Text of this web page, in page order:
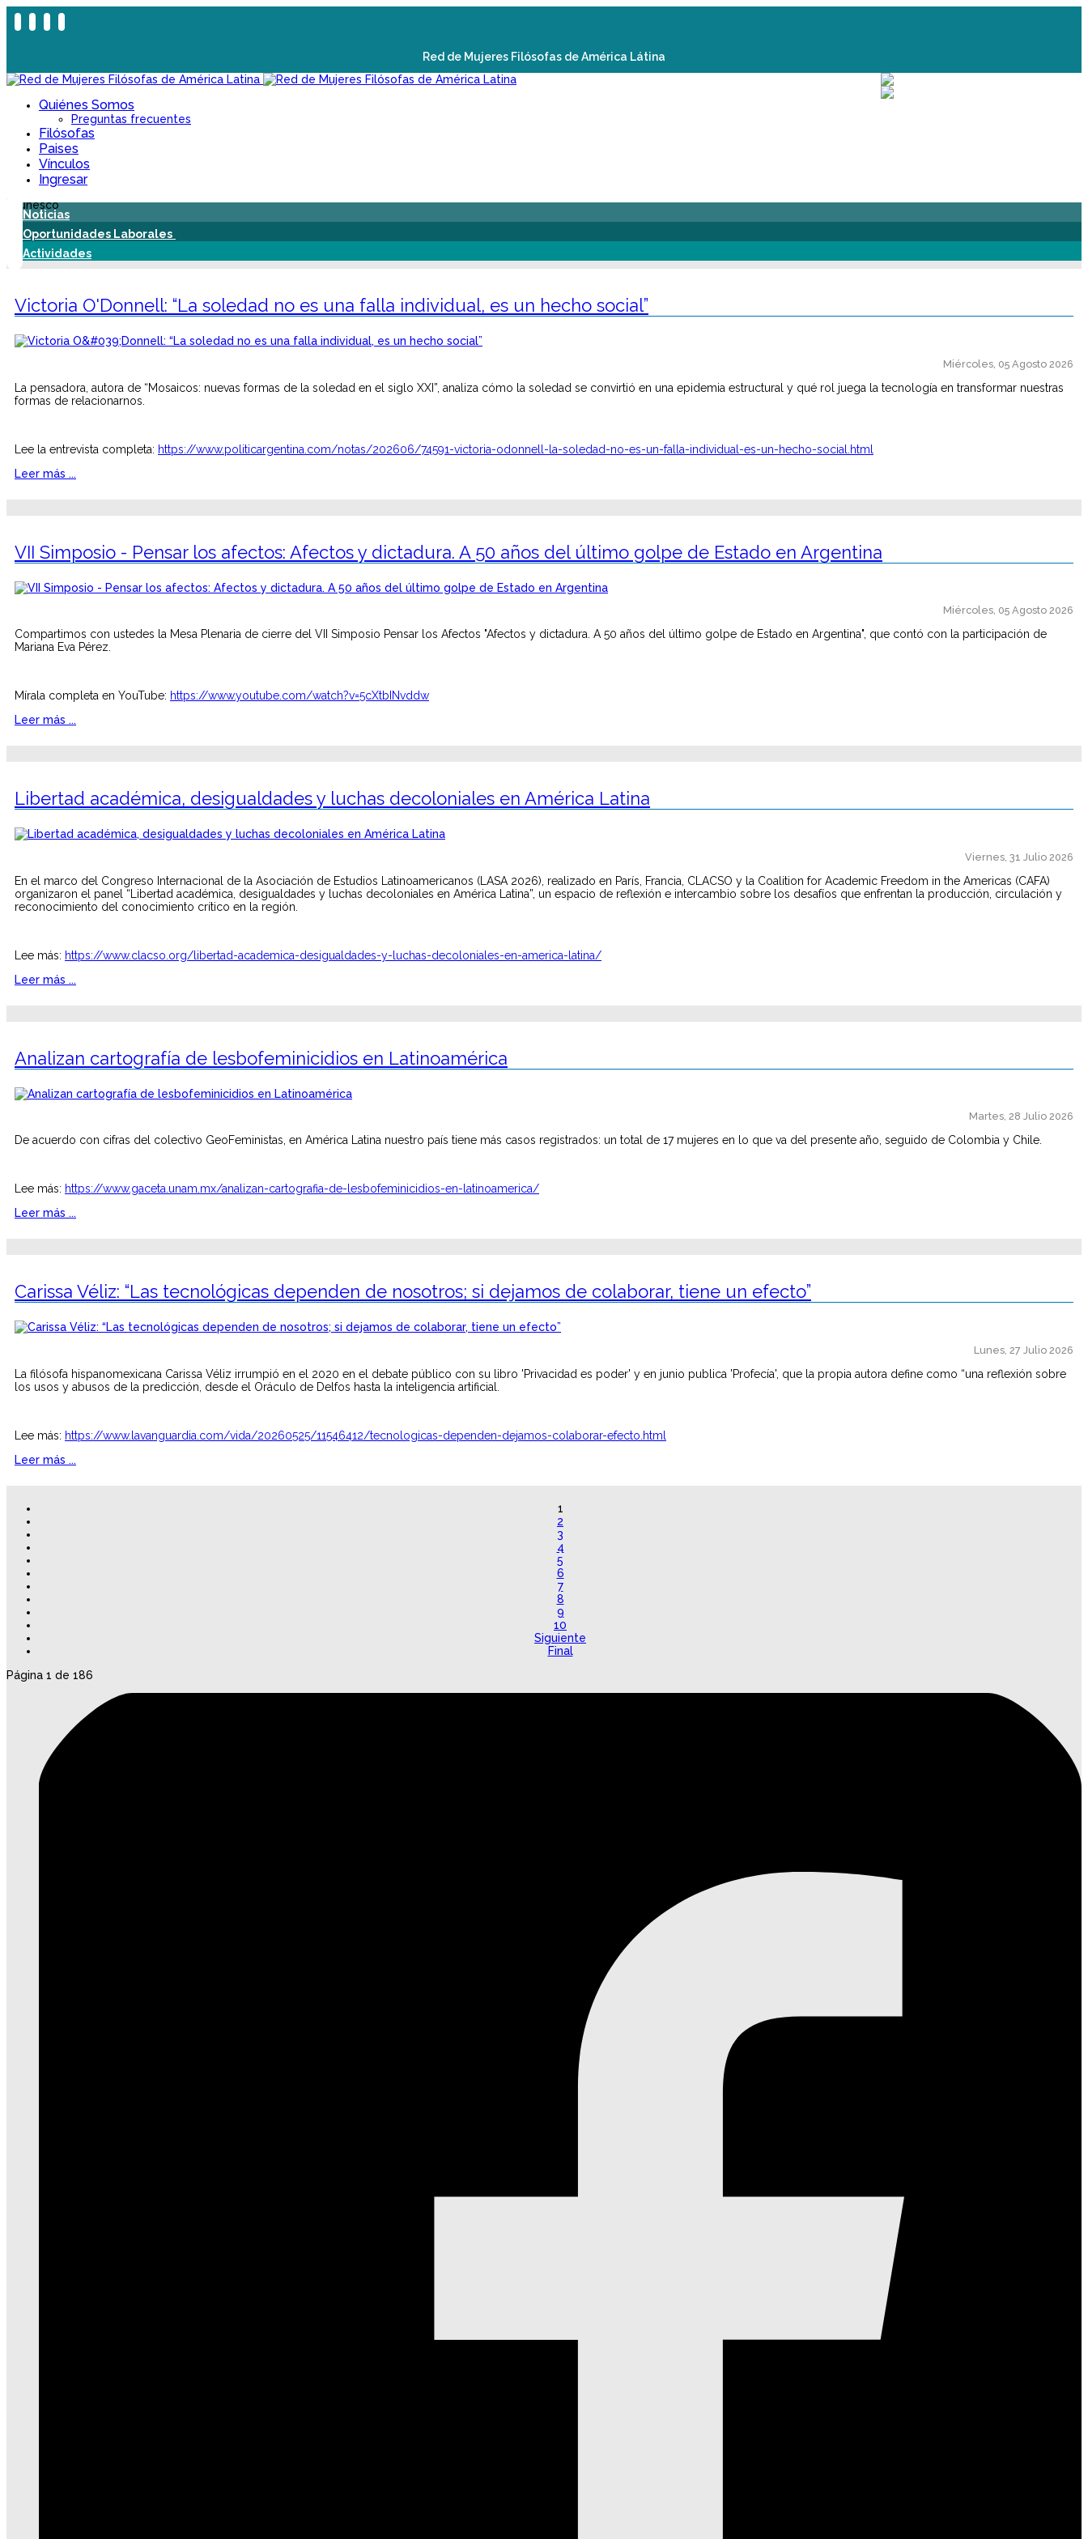
Red de Mujeres Filósofas de América Látina
Quiénes Somos
Preguntas frecuentes
Filósofas
Paises
Vínculos
Ingresar
Noticias
Oportunidades Laborales
Actividades
Victoria O'Donnell: “La soledad no es una falla individual, es un hecho social”
Miércoles, 05 Agosto 2026
La pensadora, autora de “Mosaicos: nuevas formas de la soledad en el siglo XXI”, analiza cómo la soledad se convirtió en una epidemia estructural y qué rol juega la tecnología en transformar nuestras
formas de relacionarnos.
Lee la entrevista completa: https://www.politicargentina.com/notas/202606/74591-victoria-odonnell-la-soledad-no-es-un-falla-individual-es-un-hecho-social.html
Leer más ...
VII Simposio - Pensar los afectos: Afectos y dictadura. A 50 años del último golpe de Estado en Argentina
Miércoles, 05 Agosto 2026
Compartimos con ustedes la Mesa Plenaria de cierre del VII Simposio Pensar los Afectos "Afectos y dictadura. A 50 años del último golpe de Estado en Argentina", que contó con la participación de
Mariana Eva Pérez.
Mírala completa en YouTube: https://www.youtube.com/watch?v=5cXtbINvddw
Leer más ...
Libertad académica, desigualdades y luchas decoloniales en América Latina
Viernes, 31 Julio 2026
En el marco del Congreso Internacional de la Asociación de Estudios Latinoamericanos (LASA 2026), realizado en París, Francia, CLACSO y la Coalition for Academic Freedom in the Americas (CAFA)
organizaron el panel “Libertad académica, desigualdades y luchas decoloniales en América Latina”, un espacio de reflexión e intercambio sobre los desafíos que enfrentan la producción, circulación y
reconocimiento del conocimiento crítico en la región.
Lee más: https://www.clacso.org/libertad-academica-desigualdades-y-luchas-decoloniales-en-america-latina/
Leer más ...
Analizan cartografía de lesbofeminicidios en Latinoamérica
Martes, 28 Julio 2026
De acuerdo con cifras del colectivo GeoFeministas, en América Latina nuestro país tiene más casos registrados: un total de 17 mujeres en lo que va del presente año, seguido de Colombia y Chile.
Lee más: https://www.gaceta.unam.mx/analizan-cartografia-de-lesbofeminicidios-en-latinoamerica/
Leer más ...
Carissa Véliz: “Las tecnológicas dependen de nosotros; si dejamos de colaborar, tiene un efecto”
Lunes, 27 Julio 2026
La filósofa hispanomexicana Carissa Véliz irrumpió en el 2020 en el debate público con su libro 'Privacidad es poder' y en junio publica 'Profecía', que la propia autora define como “una reflexión sobre
los usos y abusos de la predicción, desde el Oráculo de Delfos hasta la inteligencia artificial.
Lee más: https://www.lavanguardia.com/vida/20260525/11546412/tecnologicas-dependen-dejamos-colaborar-efecto.html
Leer más ...
1
2
3
4
5
6
7
8
9
10
Siguiente
Final
Página 1 de 186